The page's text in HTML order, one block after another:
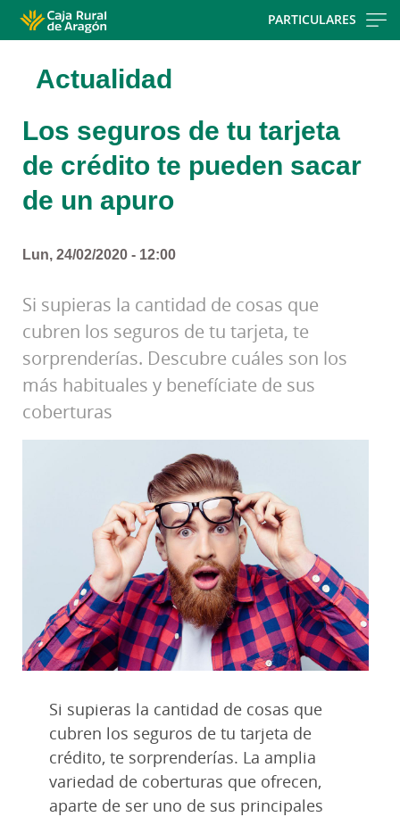
PARTICULARES
Actualidad
Los seguros de tu tarjeta
de crédito te pueden sacar
de un apuro
Lun, 24/02/2020 - 12:00
Si supieras la cantidad de cosas que
cubren los seguros de tu tarjeta, te
sorprenderías. Descubre cuáles son los
más habituales y benefíciate de sus
coberturas
Si supieras la cantidad de cosas que
cubren los seguros de tu tarjeta de
crédito, te sorprenderías. La amplia
variedad de coberturas que ofrecen,
aparte de ser uno de sus principales